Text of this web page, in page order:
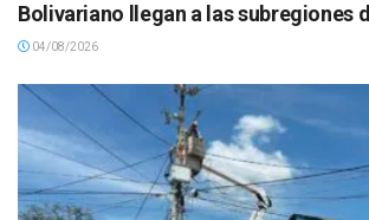
Bolivariano llegan a las subregiones
04/08/2026